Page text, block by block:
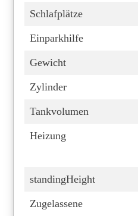
Schlafplätze
Einparkhilfe
Gewicht
Zylinder
Tankvolumen
Heizung
standingHeight
Zugelassene